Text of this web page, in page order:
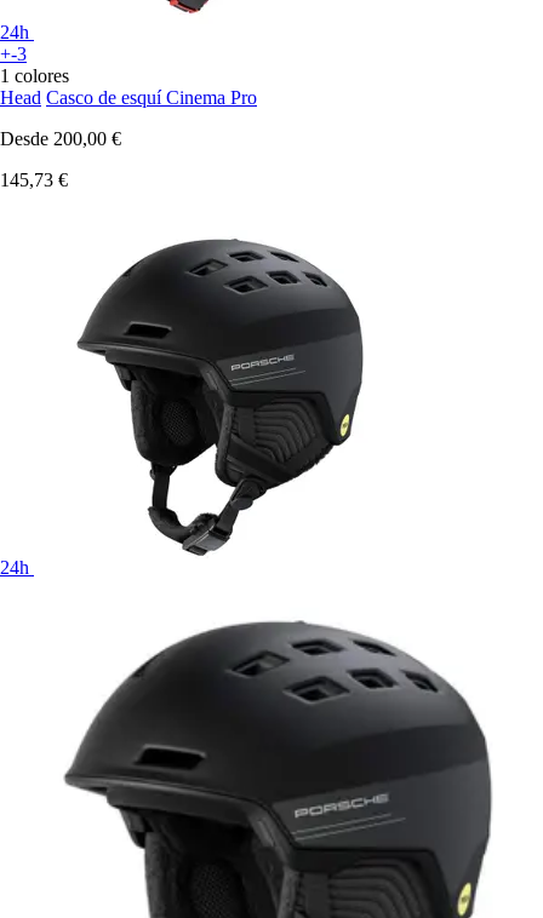
24h
+-3
1 colores
Head Casco de esquí Cinema Pro
Desde 200,00 €
145,73 €
24h